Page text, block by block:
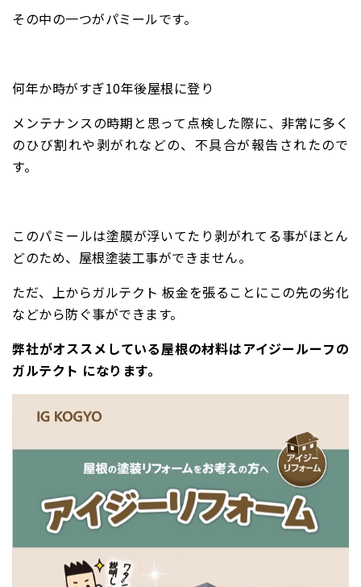
その中の一つがパミールです。
何年か時がすぎ10年後屋根に登り
メンテナンスの時期と思って点検した際に、非常に多く
のひび割れや剥がれなどの、不具合が報告されたので
す。
このパミールは塗膜が浮いてたり剥がれてる事がほとん
どのため、屋根塗装工事ができません。
ただ、上からガルテクト 板金を張ることにこの先の劣化
などから防ぐ事ができます。
弊社がオススメしている屋根の材料はアイジールーフの
ガルテクト になります。